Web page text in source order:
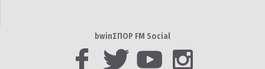
bwinΣΠΟΡ FM Social